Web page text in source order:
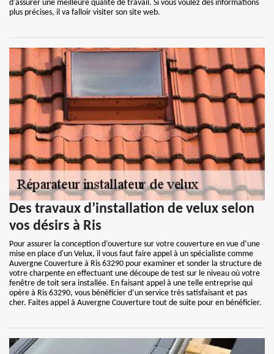
d'assurer une meilleure qualité de travail. Si vous voulez des informations
plus précises, il va falloir visiter son site web.
Des travaux d’installation de velux selon
vos désirs à Ris
Pour assurer la conception d’ouverture sur votre couverture en vue d’une
mise en place d'un Velux, il vous faut faire appel à un spécialiste comme
Auvergne Couverture à Ris 63290 pour examiner et sonder la structure de
votre charpente en effectuant une découpe de test sur le niveau où votre
fenêtre de toit sera installée. En faisant appel à une telle entreprise qui
opère à Ris 63290, vous bénéficier d’un service très satisfaisant et pas
cher. Faites appel à Auvergne Couverture tout de suite pour en bénéficier.